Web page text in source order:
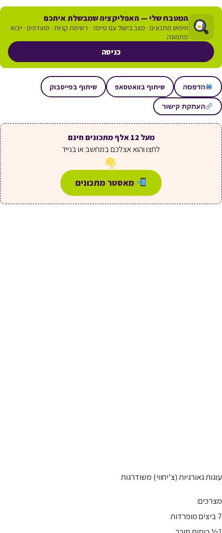
המטבח שלי — האפליקציה שמבשלת איתכם
חיפוש מתכונים · מצב בישול עם טיימר · רשימת קניות · מועדפים · ייבוא
מתמונה
כניסה
הדפסה שיתוף בוואטסאפ שיתוף בפייסבוק
העתקת קישור
מעל 12 אלף מתכונים חינם
לחצו והוא אצלכם במחשב או בנייד
מאסטר מתכונים
עוגות גאורגיות (צ'יחווי) משודרגות
מצרכים:
7 ביצים מופרדות